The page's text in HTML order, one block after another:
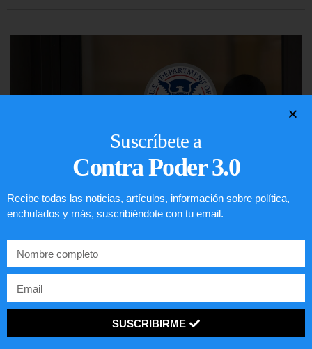
Comunistas no son bienvenidos en
EE.UU.
LEER ARTÍCULO...
Suscríbete a
Contra Poder 3.0
Recibe todas las noticias, artículos, información sobre política,
enchufados y más, suscribiéndote con tu email.
SUSCRIBIRME